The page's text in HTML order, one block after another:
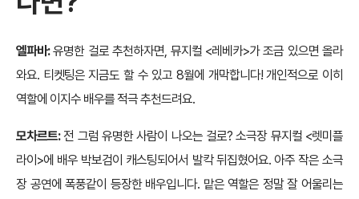
엘파바:유명한 걸로 추천하자면, 뮤지컬 <레베카>가 조금 있으면 올라
와요. 티켓팅은 지금도 할 수 있고 8월에 개막합니다! 개인적으로 이히
역할에 이지수 배우를 적극 추천드려요.
모차르트:전 그럼 유명한 사람이 나오는 걸로? 소극장 뮤지컬 <렛미플
라이>에 배우 박보검이 캐스팅되어서 발칵 뒤집혔어요. 아주 작은 소극
장 공연에 폭풍같이 등장한 배우입니다. 맡은 역할은 정말 잘 어울리는